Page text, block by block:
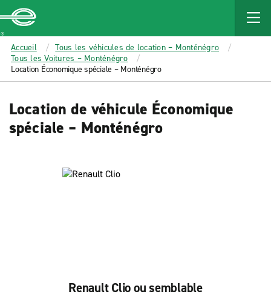
MAIN
CONTENT
Enterprise
Accueil
Tous les véhicules de location – Monténégro
Tous les Voitures – Monténégro
Location Économique spéciale – Monténégro
Location de véhicule Économique
spéciale – Monténégro
Renault Clio ou semblable